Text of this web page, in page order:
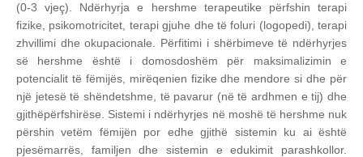
(0-3 vjeç). Ndërhyrja e hershme terapeutike përfshin terapi
fizike, psikomotricitet, terapi gjuhe dhe të foluri (logopedi), terapi
zhvillimi dhe okupacionale. Përfitimi i shërbimeve të ndërhyrjes
së hershme është i domosdoshëm për maksimalizimin e
potencialit të fëmijës, mirëqenien fizike dhe mendore si dhe për
një jetesë të shëndetshme, të pavarur (në të ardhmen e tij) dhe
gjithëpërfshirëse. Sistemi i ndërhyrjes në moshë të hershme nuk
përshin vetëm fëmijën por edhe gjithë sistemin ku ai është
pjesëmarrës, familjen dhe sistemin e edukimit parashkollor.